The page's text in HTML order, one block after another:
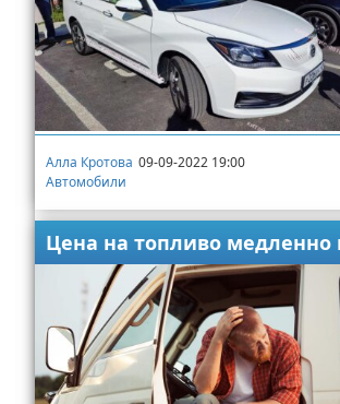
Алла Кротова 09-09-2022 19:00
Автомобили
Цена на топливо медленно